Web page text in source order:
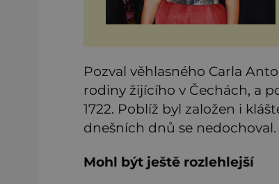
Pozval věhlasného Carla
rodiny žijícího v Čechách, a
1722. Poblíž byl založen i
dnešních dnů se nedochoval.
Mohl být ještě rozlehlejší